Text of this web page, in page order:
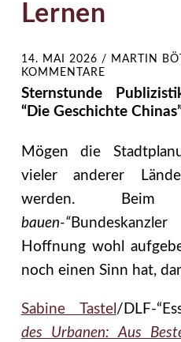
Lernen
14. MAI 2026 / MARTIN
KOMMENTARE
Sternstunde
“Die Geschichte
Mögen die
vieler anderer
werden.
bauen-“
Hoffnung wohl
noch einen Sinn hat,
Sabine Tastel /DLF-
des Urbanen: Aus